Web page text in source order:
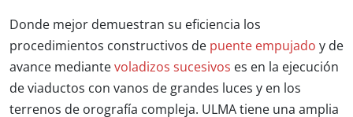
Donde mejor demuestran su eficiencia los
procedimientos constructivos de puente empujado y de
avance mediante voladizos sucesivos es en la ejecución
de viaductos con vanos de grandes luces y en los
terrenos de orografía compleja. ULMA tiene una amplia